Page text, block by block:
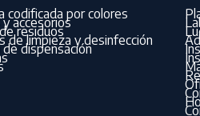
codificada por colores
accesorios
residuos
de limpieza y desinfección
dispensación